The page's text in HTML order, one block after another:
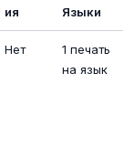
ия
Языки
Нет
1 печать
на язык